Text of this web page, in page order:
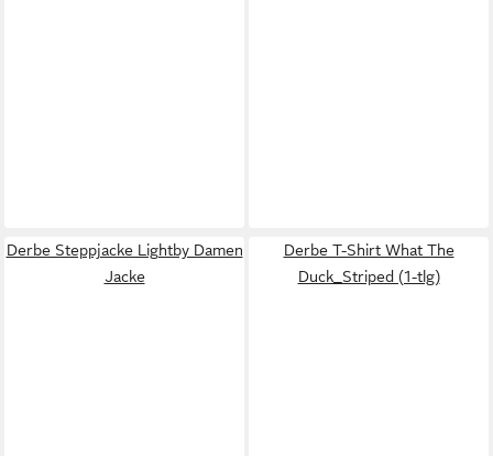
Derbe Steppjacke Lightby Damen
Jacke
Derbe T-Shirt What The
Duck_Striped (1-tlg)